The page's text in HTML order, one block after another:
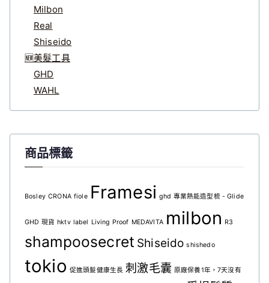
Milbon
Real
Shiseido
🆕美髮工具
GHD
WAHL
商品標籤
Bosley CRONA fiole Framesi ghd 專業熱能造型梳 - Glide
GHD 現貨 hktv label Living Proof MEDAVITA milbon R3
shampoosecret Shiseido shishedo
tokio 促進頭髮健康生長 刺激毛囊 原廠保養1年，7天沒有